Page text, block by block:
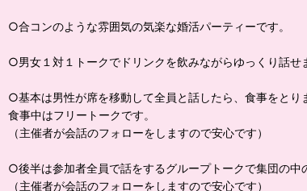
○合コンのような雰囲気の気楽な婚活パーティーです。
○男女１対１トークでドリンクを飲みながらゆっくり話せ
○基本は男性が席を移動して全員と話したら、食事をとり
食事中はフリートークです。
（主催者が会話のフォローをしますので安心です）
○後半は参加者全員で話をするグループトークで集団の中
（主催者が会話のフォローをしますので安心です）